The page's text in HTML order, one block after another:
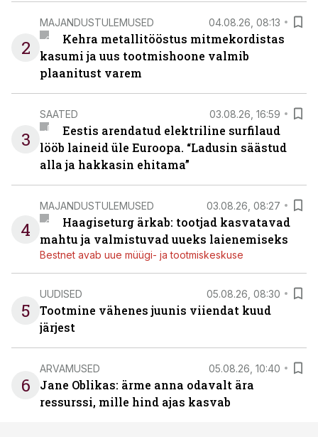
2
MAJANDUSTULEMUSED 04.08.26, 08:13
Kehra metallitööstus mitmekordistas
kasumi ja uus tootmishoone valmib
plaanitust varem
3
SAATED 03.08.26, 16:59
Eestis arendatud elektriline surfilaud
lööb laineid üle Euroopa. “Ladusin säästud
alla ja hakkasin ehitama”
4
MAJANDUSTULEMUSED 03.08.26, 08:27
Haagiseturg ärkab: tootjad kasvatavad
mahtu ja valmistuvad uueks laienemiseks
Bestnet avab uue müügi- ja tootmiskeskuse
5
UUDISED 05.08.26, 08:30
Tootmine vähenes juunis viiendat kuud
järjest
6
ARVAMUSED 05.08.26, 10:40
Jane Oblikas: ärme anna odavalt ära
ressurssi, mille hind ajas kasvab